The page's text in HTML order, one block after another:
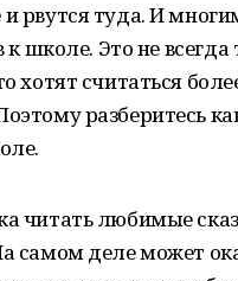
рвутся туда. И
к школе. Это не
хотят считаться
разберитесь
читать любимые
самом деле может